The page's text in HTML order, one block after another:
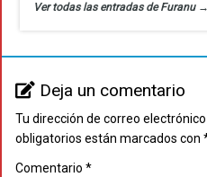
Ver todas las entradas de Furanu →
Deja un comentario
Tu dirección de correo
obligatorios están marcados con
Comentario *